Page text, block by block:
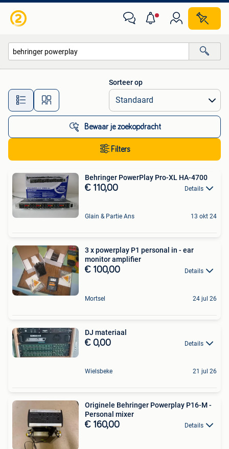
Alle afstanden…
Sorteer op
Bewaar je zoekopdracht
Filters
Behringer PowerPlay Pro-XL HA-4700
€ 110,00 Details
Glain & Partie Ans 13 okt 24
3 x powerplay P1 personal in - ear
monitor amplifier
€ 100,00 Details
Mortsel 24 jul 26
DJ materiaal
€ 0,00 Details
Wielsbeke 21 jul 26
Originele Behringer Powerplay P16-M -
Personal mixer
€ 160,00 Details